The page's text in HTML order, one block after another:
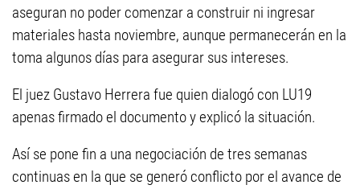
aseguran no poder comenzar a construir ni ingresar
materiales hasta noviembre, aunque permanecerán en la
toma algunos días para asegurar sus intereses.
El juez Gustavo Herrera fue quien dialogó con LU19
apenas firmado el documento y explicó la situación.
Así se pone fin a una negociación de tres semanas
continuas en la que se generó conflicto por el avance de